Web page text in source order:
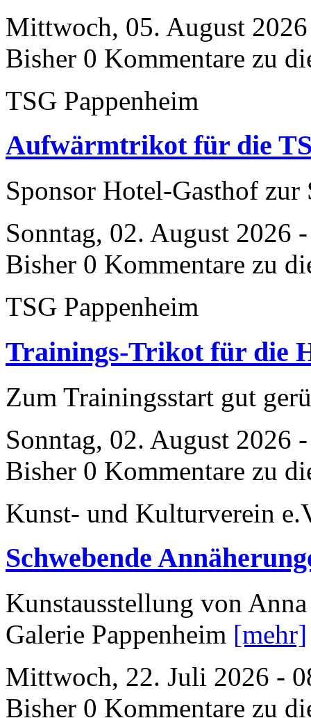
Mittwoch, 05. August
Bisher 0 Kommentare zu
TSG Pappenheim
Aufwärmtrikot für die
Sponsor Hotel-Gasthof zur
Sonntag, 02. August 2026
Bisher 0 Kommentare zu
TSG Pappenheim
Trainings-Trikot für die
Zum Trainingsstart gut
Sonntag, 02. August 2026
Bisher 0 Kommentare zu
Kunst- und Kulturverein
Schwebende
Kunstausstellung von
Galerie Pappenheim [mehr]
Mittwoch, 22. Juli 2026 -
Bisher 0 Kommentare zu